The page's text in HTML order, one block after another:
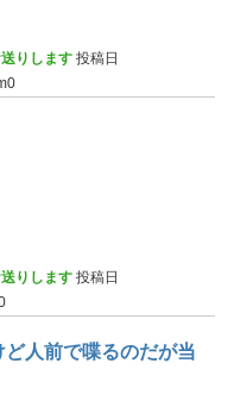
りします 投稿日
りします 投稿日
人前で喋るのだが当